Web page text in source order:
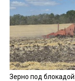
Зерно под